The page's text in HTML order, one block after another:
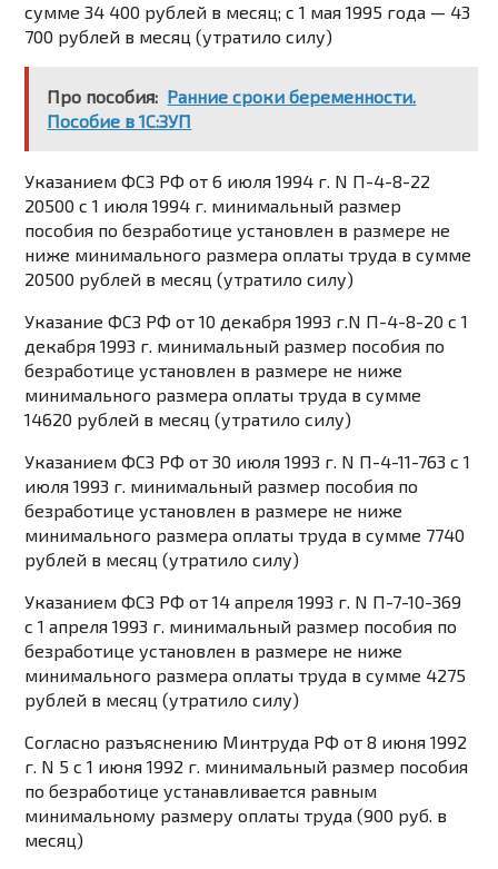
сумме 34 400 рублей в месяц; с 1 мая 1995 года — 43
700 рублей в месяц (утратило силу)
Про пособия: Ранние сроки беременности.
Пособие в 1С:ЗУП
Указанием ФСЗ РФ от 6 июля 1994 г. N П-4-8-22
20500 с 1 июля 1994 г. минимальный размер
пособия по безработице установлен в размере не
ниже минимального размера оплаты труда в сумме
20500 рублей в месяц (утратило силу)
Указание ФСЗ РФ от 10 декабря 1993 г.N П-4-8-20 с 1
декабря 1993 г. минимальный размер пособия по
безработице установлен в размере не ниже
минимального размера оплаты труда в сумме
14620 рублей в месяц (утратило силу)
Указанием ФСЗ РФ от 30 июля 1993 г. N П-4-11-763 с 1
июля 1993 г. минимальный размер пособия по
безработице установлен в размере не ниже
минимального размера оплаты труда в сумме 7740
рублей в месяц (утратило силу)
Указанием ФСЗ РФ от 14 апреля 1993 г. N П-7-10-369
с 1 апреля 1993 г. минимальный размер пособия по
безработице установлен в размере не ниже
минимального размера оплаты труда в сумме 4275
рублей в месяц (утратило силу)
Согласно разъяснению Минтруда РФ от 8 июня 1992
г. N 5 с 1 июня 1992 г. минимальный размер пособия
по безработице устанавливается равным
минимальному размеру оплаты труда (900 руб. в
месяц)